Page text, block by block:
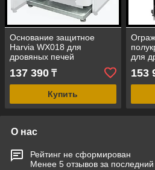
Основание защитное
Harvia WX018 для
дровяных печей
137 390 ₸
Купить
для
153
О нас
Рейтинг не сформирован
Менее 5 отзывов за последний